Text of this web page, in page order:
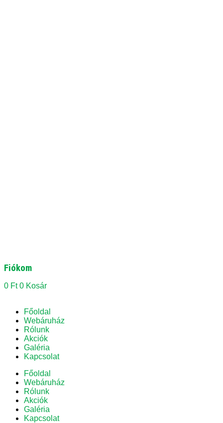
Fiókom
0 Ft 0 Kosár
Főoldal
Webáruház
Rólunk
Akciók
Galéria
Kapcsolat
Főoldal
Webáruház
Rólunk
Akciók
Galéria
Kapcsolat